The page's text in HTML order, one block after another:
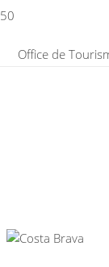
Office de